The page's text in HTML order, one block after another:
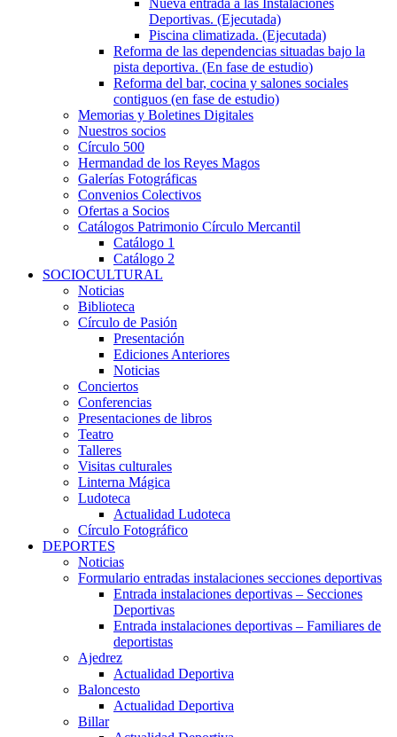
Deportivas. (Ejecutada)
Piscina climatizada. (Ejecutada)
Reforma de las dependencias situadas bajo la
pista deportiva. (En fase de estudio)
Reforma del bar, cocina y salones sociales
contiguos (en fase de estudio)
Memorias y Boletines Digitales
Nuestros socios
Círculo 500
Hermandad de los Reyes Magos
Galerías Fotográficas
Convenios Colectivos
Ofertas a Socios
Catálogos Patrimonio Círculo Mercantil
Catálogo 1
Catálogo 2
SOCIOCULTURAL
Noticias
Biblioteca
Círculo de Pasión
Presentación
Ediciones Anteriores
Noticias
Conciertos
Conferencias
Presentaciones de libros
Teatro
Talleres
Visitas culturales
Linterna Mágica
Ludoteca
Actualidad Ludoteca
Círculo Fotográfico
DEPORTES
Noticias
Formulario entradas instalaciones secciones deportivas
Entrada instalaciones deportivas – Secciones
Deportivas
Entrada instalaciones deportivas – Familiares de
deportistas
Ajedrez
Actualidad Deportiva
Baloncesto
Actualidad Deportiva
Billar